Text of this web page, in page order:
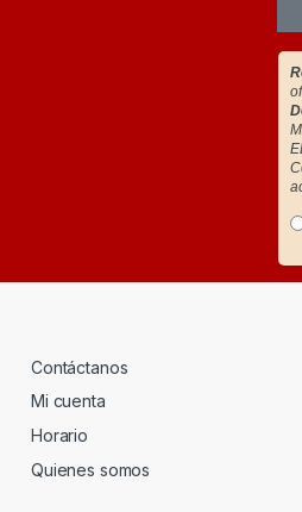
Contáctanos
Mi cuenta
Horario
Quienes somos